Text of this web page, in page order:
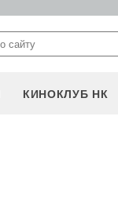
КИНОКЛУБ НК